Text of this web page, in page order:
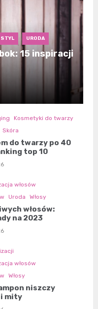
STYL URODA
15 inspiracji
Kosmetyki do twarzy
Skóra
do twarzy po 40
top 10
włosów
Uroda Włosy
włosów:
na 2023
włosów
Włosy
niszczy
i mity